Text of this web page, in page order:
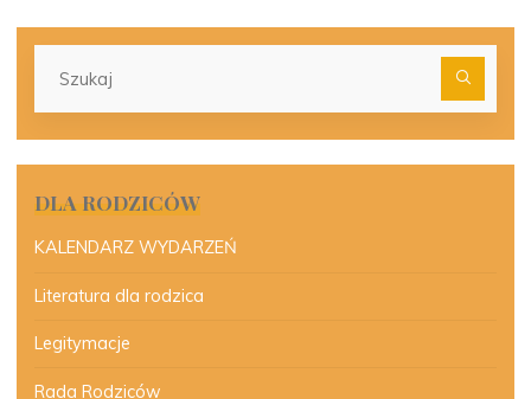
DLA RODZICÓW
KALENDARZ WYDARZEŃ
Literatura dla rodzica
Legitymacje
Rada Rodziców